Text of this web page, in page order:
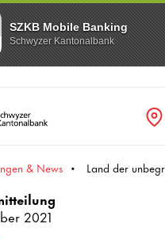
SZKB Mobile Banking
Schwyzer Kantonalbank
& News Land der
2021